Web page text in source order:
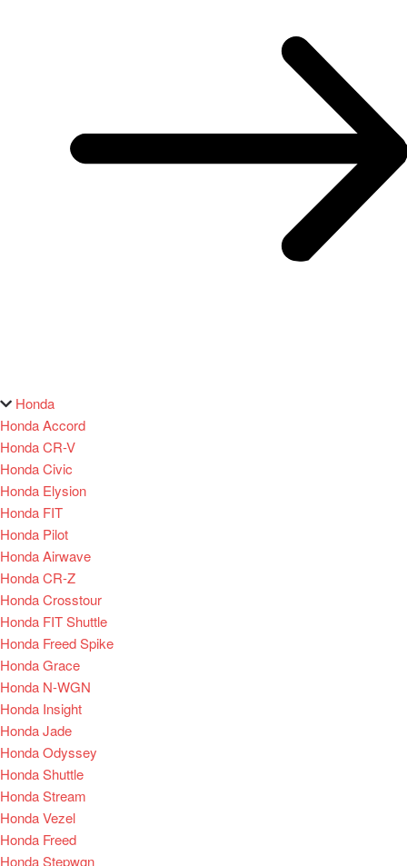
Honda
Honda Accord
Honda CR-V
Honda Civic
Honda Elysion
Honda FIT
Honda Pilot
Honda Airwave
Honda CR-Z
Honda Crosstour
Honda FIT Shuttle
Honda Freed Spike
Honda Grace
Honda N-WGN
Honda Insight
Honda Jade
Honda Odyssey
Honda Shuttle
Honda Stream
Honda Vezel
Honda Freed
Honda Stepwgn